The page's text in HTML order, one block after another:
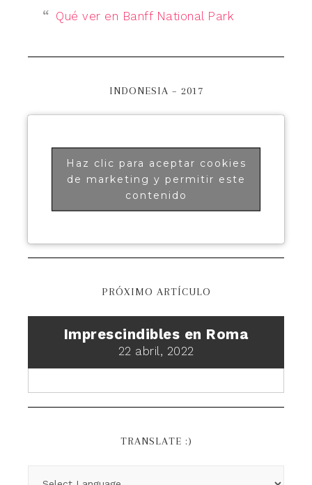
Qué ver en Banff National Park
INDONESIA – 2017
Haz clic para aceptar cookies
de marketing y permitir este
contenido
PRÓXIMO ARTÍCULO
Imprescindibles en Roma
22 abril, 2022
TRANSLATE :)